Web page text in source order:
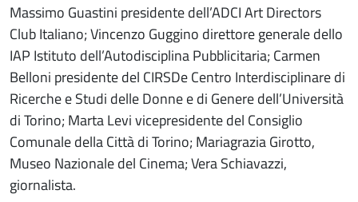
Massimo Guastini presidente dell’ADCI Art Directors
Club Italiano; Vincenzo Guggino direttore generale dello
IAP Istituto dell’Autodisciplina Pubblicitaria; Carmen
Belloni presidente del CIRSDe Centro Interdisciplinare di
Ricerche e Studi delle Donne e di Genere dell’Università
di Torino; Marta Levi vicepresidente del Consiglio
Comunale della Città di Torino; Mariagrazia Girotto,
Museo Nazionale del Cinema; Vera Schiavazzi,
giornalista.